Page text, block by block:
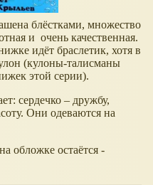
блёстками, множество
и очень качественная.
идёт браслетик, хотя в
(кулоны-талисманы
этой серии).
сердечко – дружбу,
Они одеваются на
обложке остаётся -